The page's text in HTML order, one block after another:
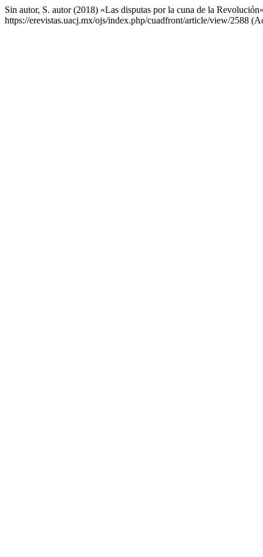
Sin autor, S. autor (2018) «Las disputas por la cuna de la
https://erevistas.uacj.mx/ojs/index.php/cuadfront/article/view/2588